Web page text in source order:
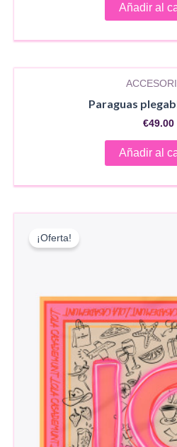
Añadir al
Paraguas
€49.00
Añadir al
¡Oferta!